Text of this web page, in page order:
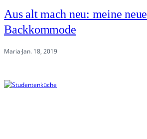
Aus alt mach neu: meine neue
Backkommode
Maria·Jan. 18, 2019